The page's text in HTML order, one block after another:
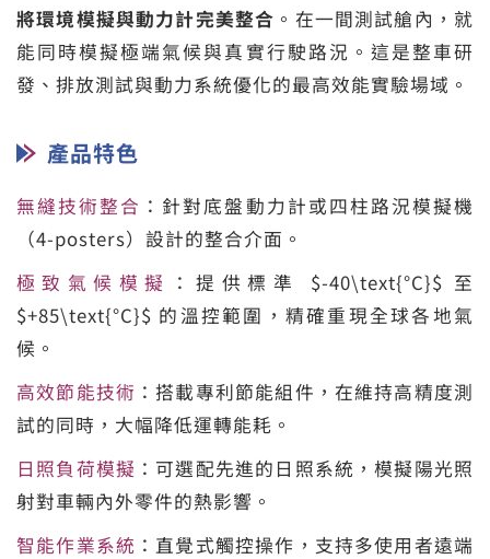
將環境模擬與動力計完美整合 。在一間測試艙內，就
能同時模擬極端氣候與真實行駛路況。這是整車研
發、排放測試與動力系統優化的最高效能實驗場域。
產品特色
無縫技術整合 ：針對底盤動力計或四柱路況模擬機
（4-posters）設計的整合介面。
極致氣候模擬
：提供標準 $-40\text{°C}$ 至
$+85\text{°C}$ 的溫控範圍，精確重現全球各地氣
候。
高效節能技術 ：搭載專利節能組件，在維持高精度測
試的同時，大幅降低運轉能耗。
日照負荷模擬 ：可選配先進的日照系統，模擬陽光照
射對車輛內外零件的熱影響。
智能作業系統 ：直覺式觸控操作，支持多使用者遠端